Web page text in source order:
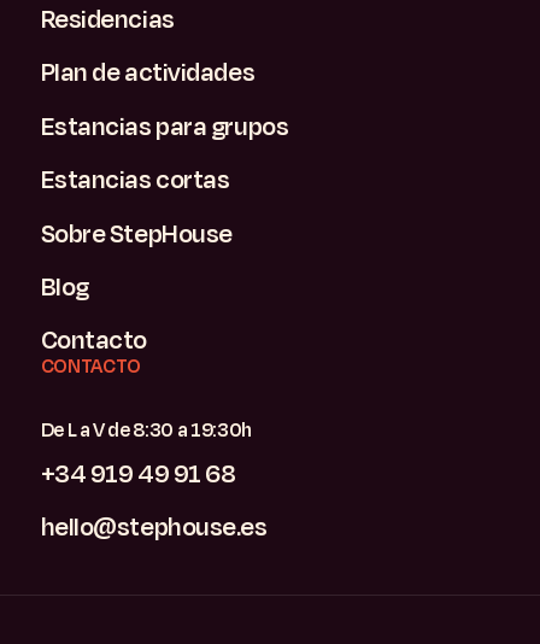
Residencias
Plan de actividades
Estancias para grupos
Estancias cortas
Sobre StepHouse
Blog
Contacto
CONTACTO
De L a V de 8:30 a 19:30h
+34 919 49 91 68
hello@stephouse.es